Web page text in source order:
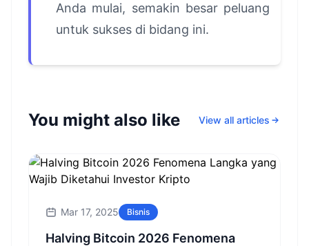
Anda mulai, semakin besar peluang
untuk sukses di bidang ini.
You might also like View all articles
Mar 17, 2025 Bisnis
Halving Bitcoin 2026 Fenomena